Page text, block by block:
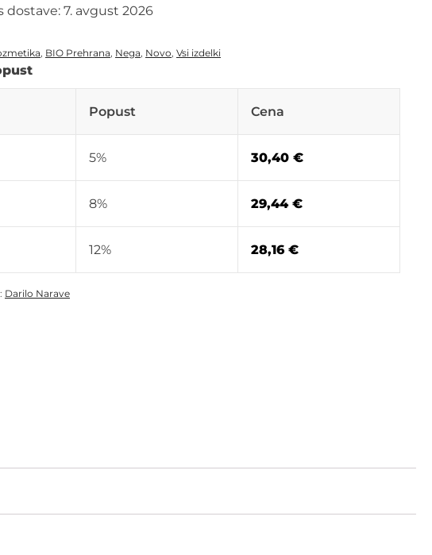
dostave: 7. avgust 2026
, BIO Prehrana, Nega, Novo, Vsi izdelki
Popust Cena
5% 30,40 €
8% 29,44 €
12% 28,16 €
Darilo Narave